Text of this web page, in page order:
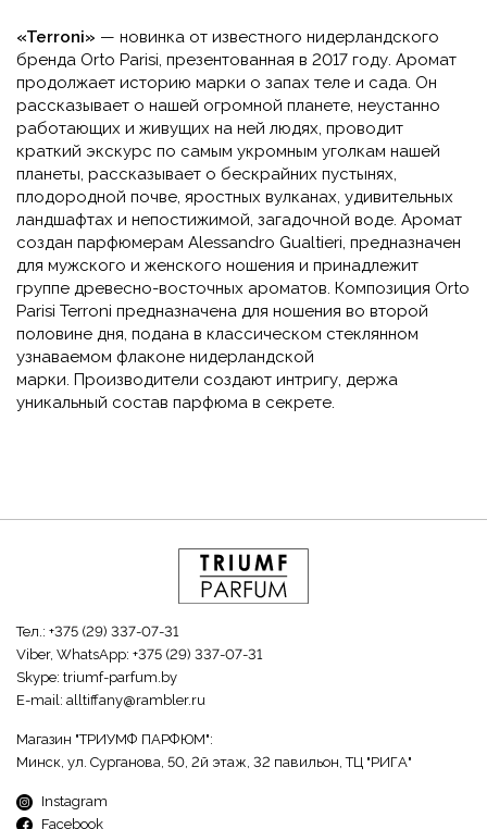
«Terroni» — новинка от известного нидерландского
бренда Orto Parisi, презентованная в 2017 году. Аромат
продолжает историю марки о запах теле и сада. Он
рассказывает о нашей огромной планете, неустанно
работающих и живущих на ней людях, проводит
краткий экскурс по самым укромным уголкам нашей
планеты, рассказывает о бескрайних пустынях,
плодородной почве, яростных вулканах, удивительных
ландшафтах и непостижимой, загадочной воде. Аромат
создан парфюмерам Alessandro Gualtieri, предназначен
для мужского и женского ношения и принадлежит
группе древесно-восточных ароматов. Композиция Orto
Parisi Terroni предназначена для ношения во второй
половине дня, подана в классическом стеклянном
узнаваемом флаконе нидерландской
марки. Производители создают интригу, держа
уникальный состав парфюма в секрете.
Тел.: +375 (29) 337-07-31
Viber, WhatsApp: +375 (29) 337-07-31
Skype: triumf-parfum.by
E-mail: alltiffany@rambler.ru
Магазин "ТРИУМФ ПАРФЮМ":
Минск, ул. Сурганова, 50, 2й этаж, 32 павильон, ТЦ "РИГА"
Instagram
Facebook